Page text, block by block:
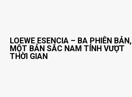
LOEWE ESENCIA – BA PHIÊN BẢN,
MỘT BẢN SẮC NAM TÍNH VƯỢT
THỜI GIAN